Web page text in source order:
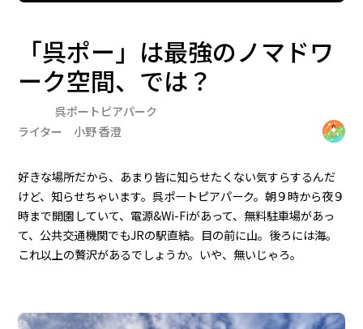
「呉ポー」は最強のノマドワ
ーク空間、では？
呉ポートピアパーク
ライター 小野 香澄
好きな場所だから、あまり皆に知らせたくない気すらするんだ
けど、知らせちゃいます。呉ポートピアパーク。朝９時から夜９
時まで開園していて、電源&Wi-Fiがあって、無料駐車場があっ
て、公共交通機関でもJRの駅直結。目の前に山。後ろには海。
これ以上の贅沢があるでしょうか。いや、無いじゃろ。